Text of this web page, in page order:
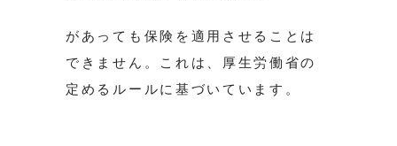
があっても保険を適用させることは
できません。これは、厚生労働省の
定めるルールに基づいています。